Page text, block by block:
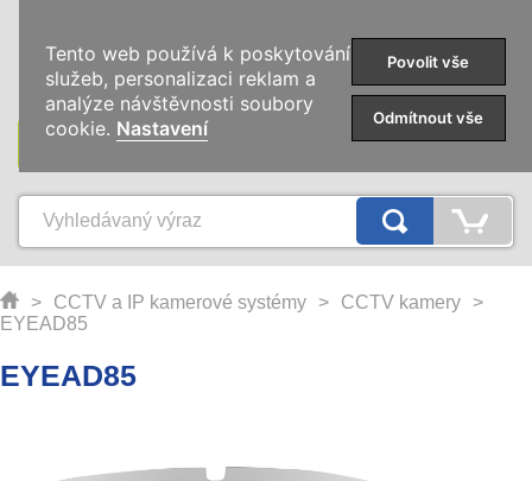
KATEGORIE
> CCTV a IP kamerové systémy > CCTV kamery
>
EYEAD85
EYEAD85
Tento web používá k poskytování
služeb, personalizaci reklam a
analýze návštěvnosti soubory
cookie. Nastavení
Povolit vše
Odmítnout vše